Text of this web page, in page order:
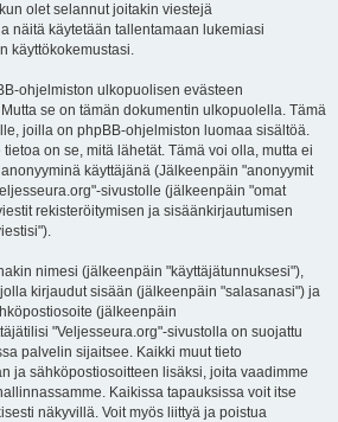
olet selannut joitakin viestejä
näitä käytetään tallentamaan lukemiasi
käyttökokemustasi.
ohjelmiston ulkopuolisen evästeen
se on tämän dokumentin ulkopuolella. Tämä
joilla on phpBB-ohjelmiston luomaa sisältöä.
on se, mitä lähetät. Tämä voi olla, mutta ei
käyttäjänä (Jälkeenpäin "anonyymit
sivustolle (jälkeenpäin "omat
rekisteröitymisen ja sisäänkirjautumisen
nimesi (jälkeenpäin "käyttäjätunnuksesi"),
kirjaudut sisään (jälkeenpäin "salasanasi") ja
(jälkeenpäin
"Veljesseura.org"-sivustolla on suojattu
palvelin sijaitsee. Kaikki muut tieto
ja sähköpostiosoitteen lisäksi, joita vaadimme
Kaikissa tapauksissa voit itse
näkyvillä. Voit myös liittyä ja poistua